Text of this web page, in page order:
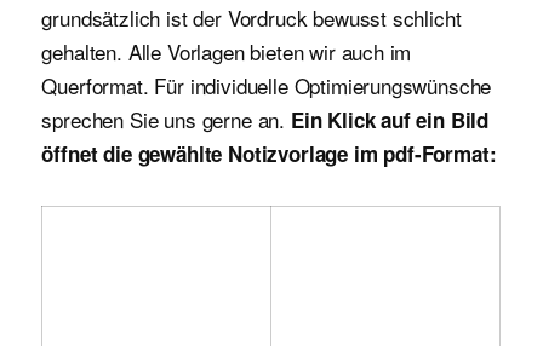
grundsätzlich ist der Vordruck bewusst schlicht
gehalten. Alle Vorlagen bieten wir auch im
Querformat. Für individuelle Optimierungswünsche
sprechen Sie uns gerne an. Ein Klick auf ein Bild
öffnet die gewählte Notizvorlage im pdf-Format: